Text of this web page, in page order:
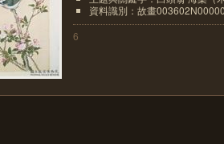
資料識別：故畫
6